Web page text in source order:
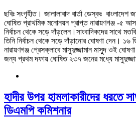
ছবিঃ সংগৃহীত। জালালাবাদ বার্তা ডেস্কঃ বাংলাদেশ
ঘোষিত প্রাথমিক মনোনয়ন প্রাপ্ত নারায়ণগঞ্জ -৫
নির্বাচন থেকে সড়ে দাঁড়লেন।সাংবাদিকদের সাথে
তিনি নির্বাচন থেকে সড়ে দাঁড়ানোর ঘোষণা দেন। ১৬
নারায়ণগঞ্জ প্রেসক্লাবে মাসুদুজ্জামান মাসুূদ ওই
জন্য প্রথম দফায় ঘোষিত ২৩৭ জনের মধ্যে
হাদীর উপর হামলাকারীদের ধরতে
ডিএমপি কমিশনার